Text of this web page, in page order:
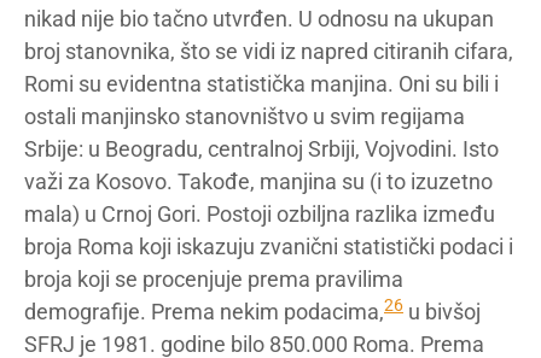
nikad nije bio tačno utvrđen. U odnosu na ukupan
broj stanovnika, što se vidi iz napred citiranih cifara,
Romi su evidentna statistička manjina. Oni su bili i
ostali manjinsko stanovništvo u svim regijama
Srbije: u Beogradu, centralnoj Srbiji, Vojvodini. Isto
važi za Kosovo. Takođe, manjina su (i to izuzetno
mala) u Crnoj Gori. Postoji ozbiljna razlika između
broja Roma koji iskazuju zvanični statistički podaci i
broja koji se procenjuje prema pravilima
demografije. Prema nekim podacima,26 u bivšoj
SFRJ je 1981. godine bilo 850.000 Roma. Prema